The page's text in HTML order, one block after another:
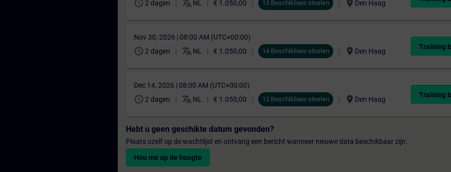
schedule 2 dagen translate NL € 1.050,00 13 Beschikbare stoelen location_on Den Haag
Nov 30, 2026 | 08:00 AM (UTC+00:00)
schedule 2 dagen translate NL € 1.050,00 14 Beschikbare stoelen location_on Den Haag
Training
Dec 14, 2026 | 08:00 AM (UTC+00:00)
schedule 2 dagen translate NL € 1.050,00 12 Beschikbare stoelen location_on Den Haag
Training
Hebt u geen geschikte datum gevonden?
Plaats uzelf op de wachtlijst en ontvang een bericht wanneer nieuwe data beschikbaar zijn.
Hou me op de hoogte